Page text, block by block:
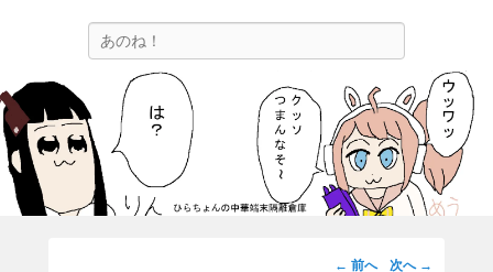
ひらちょんの中華端末隔離倉庫
ほたがページ上部にある検索バーを消してくれたサイトです。
画
← 前へ 次へ →